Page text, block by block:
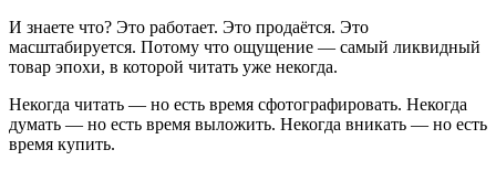
И знаете что? Это работает. Это продаётся. Это
масштабируется. Потому что ощущение — самый ликвидный
товар эпохи, в которой читать уже некогда.
Некогда читать — но есть время сфотографировать. Некогда
думать — но есть время выложить. Некогда вникать — но есть
время купить.